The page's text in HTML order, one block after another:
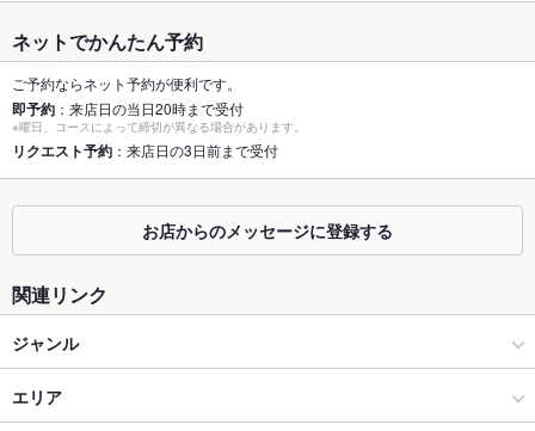
容人数
個室 あり
座敷 あり
掘りごたつ なし
貸切 貸切不可 ：※ 要相談
設備
ネットでかんたん予約
ご予約ならネット予約が便利です。
即予約 ：来店日の当日20時まで受付
※曜日、コースによって締切が異なる場合があります。
リクエスト予約 ：来店日の3日前まで受付
お店からのメッセージに登録する
関連リンク
ジャンル
和食
エリア